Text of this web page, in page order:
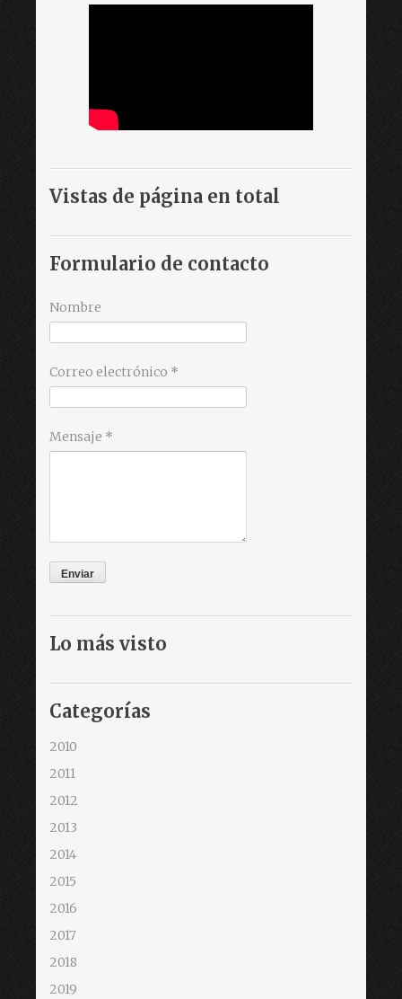
Vistas de página en total
Formulario de contacto
Nombre
Correo electrónico *
Mensaje *
Lo más visto
Categorías
2010
2011
2012
2013
2014
2015
2016
2017
2018
2019